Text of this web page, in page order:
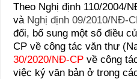
Theo Nghị định 110/2004/
và Nghị định 09/2010/NĐ-
đổi, bổ sung một số điều
CP về công tác văn thư
30/2020/NĐ-CP về công
việc ký văn bản ở trong